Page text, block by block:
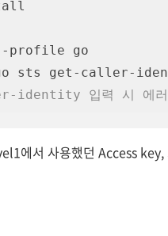
profile go
identity 입력 시 에
에서 사용했던 Access